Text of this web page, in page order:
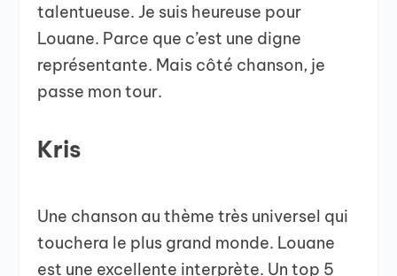
talentueuse. Je suis heureuse pour
Louane. Parce que c’est une digne
représentante. Mais côté chanson, je
passe mon tour.
Kris
Une chanson au thème très universel qui
touchera le plus grand monde. Louane
est une excellente interprète. Un top 5